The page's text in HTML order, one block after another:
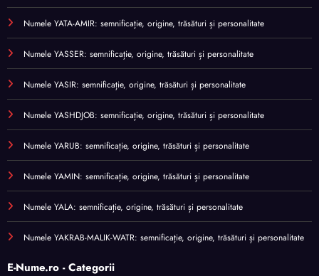
Numele YATA-AMIR: semnificație, origine, trăsături și personalitate
Numele YASSER: semnificație, origine, trăsături și personalitate
Numele YASIR: semnificație, origine, trăsături și personalitate
Numele YASHDJOB: semnificație, origine, trăsături și personalitate
Numele YARUB: semnificație, origine, trăsături și personalitate
Numele YAMIN: semnificație, origine, trăsături și personalitate
Numele YALA: semnificație, origine, trăsături și personalitate
Numele YAKRAB-MALIK-WATR: semnificație, origine, trăsături și personalitate
E-Nume.ro - Categorii